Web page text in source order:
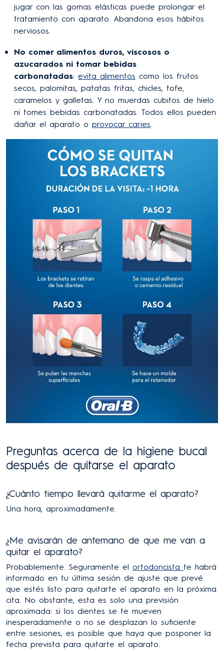
jugar con las gomas elásticas puede prolongar el
tratamiento con aparato. Abandona esos hábitos
nerviosos.
No comer alimentos duros, viscosos o
azucarados ni tomar bebidas
carbonatadas: evita alimentos como los frutos
secos, palomitas, patatas fritas, chicles, tofe,
caramelos y galletas. Y no muerdas cubitos de hielo
ni tomes bebidas carbonatadas. Todos ellos pueden
dañar el aparato o provocar caries
Preguntas acerca de la higiene bucal
después de quitarse el aparato
¿Cuánto tiempo llevará quitarme el aparato?
Una hora, aproximadamente.
¿Me avisarán de antemano de que me van a
quitar el aparato?
Probablemente. Seguramente el ortodoncista te habrá
informado en tu última sesión de ajuste que prevé
que estés listo para quitarte el aparato en la próxima
cita. No obstante, esta es solo una previsión
aproximada: si los dientes se te mueven
inesperadamente o no se desplazan lo suficiente
entre sesiones, es posible que haya que posponer la
fecha prevista para quitarte el aparato.